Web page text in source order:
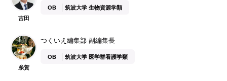
吉田
OB 筑波大学 生物資源学類
糸賀
つくいえ編集部 副編集長
OB 筑波大学 医学群看護学類